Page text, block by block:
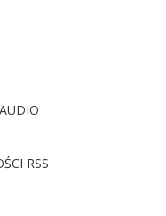
RSS